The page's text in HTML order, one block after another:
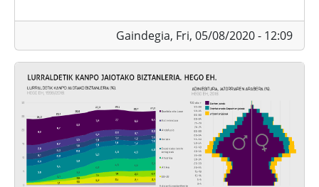
Gaindegia, Fri, 05/08/2020 - 12:09